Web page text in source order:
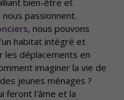
bien-être et
passionnent.
, nous pouvons
habitat intégré et
les déplacements en
imaginer la vie de
jeunes ménages ?
feront l'âme et la